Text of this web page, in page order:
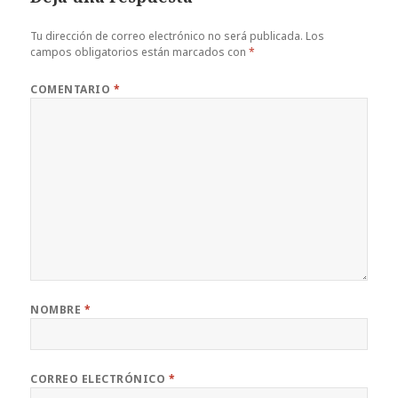
Tu dirección de correo electrónico no será publicada. Los
campos obligatorios están marcados con*
COMENTARIO *
NOMBRE *
CORREO ELECTRÓNICO *